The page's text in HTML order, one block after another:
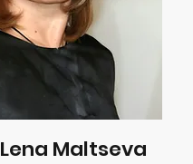
Lena Maltseva